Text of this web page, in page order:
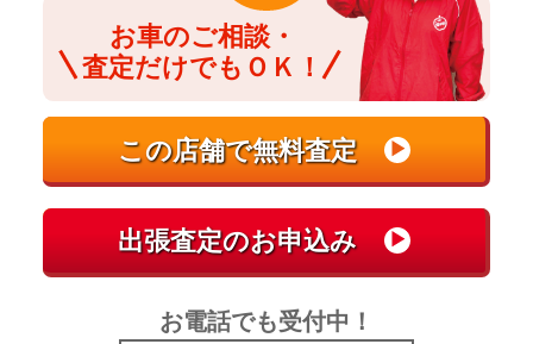
お車のご相談・
査定だけでもＯＫ！
お電話でも受付中！